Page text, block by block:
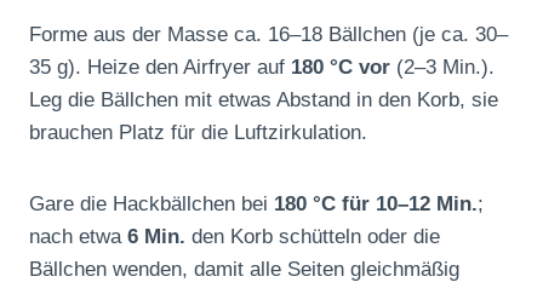
Forme aus der Masse ca. 16–18 Bällchen (je ca. 30–
35 g). Heize den Airfryer auf 180 °C vor (2–3 Min.).
Leg die Bällchen mit etwas Abstand in den Korb, sie
brauchen Platz für die Luftzirkulation.
Gare die Hackbällchen bei 180 °C für 10–12 Min.;
nach etwa 6 Min. den Korb schütteln oder die
Bällchen wenden, damit alle Seiten gleichmäßig